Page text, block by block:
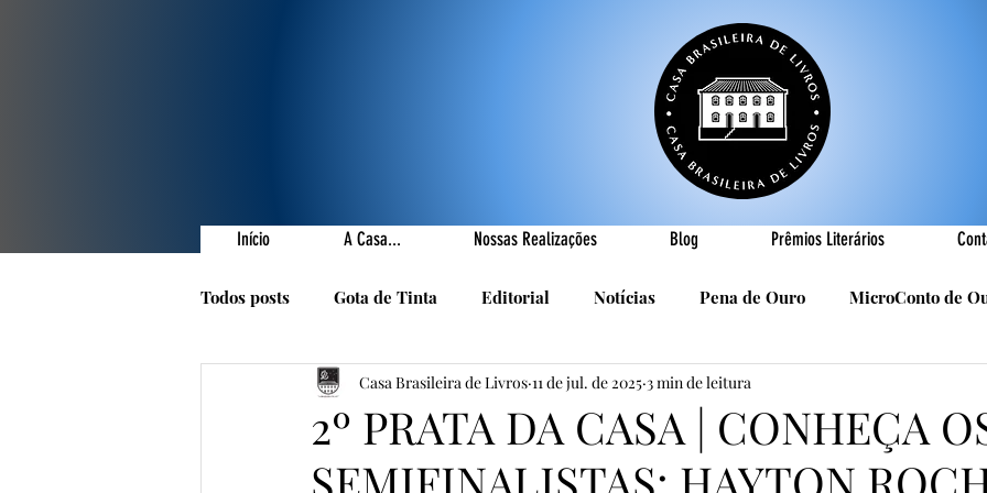
Início A Casa... Nossas Realizações Blog Prêmios Literários
Todos posts Gota de Tinta Editorial Notícias Pena de Ouro MicroConto de
Prêmios Literários Nossas Realizações Cândido Luís Vasques
1001 Poetas Autores da Casa R. Roldan-Roldan Carlos Nejar Sebastião
2º PRATA DA CASA | CONHEÇA
Casa Brasileira de Livros 11 de jul. de 2025 3 min de leitura